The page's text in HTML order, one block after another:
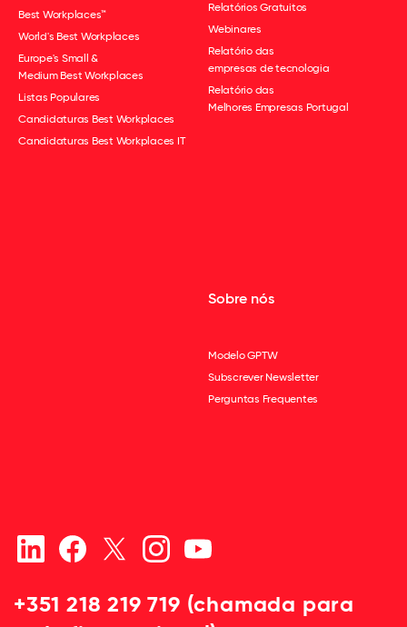
Best Workplaces™
World's Best Workplaces
Europe's Small &
Medium Best Workplaces
Listas Populares
Candidaturas Best Workplaces
Candidaturas Best Workplaces IT
Relatórios Gratuitos
Webinares
Relatório das
empresas de tecnologia
Relatório das
Melhores Empresas Portugal
Sobre nós
Modelo GPTW
Subscrever Newsletter
Perguntas Frequentes
+351 218 219 719 (chamada para